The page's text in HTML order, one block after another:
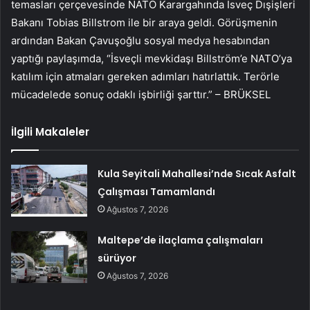
temasları çerçevesinde NATO Karargahında İsveç Dışişleri
Bakanı Tobias Billstrom ile bir araya geldi. Görüşmenin
ardından Bakan Çavuşoğlu sosyal medya hesabından
yaptığı paylaşımda, “İsveçli mevkidaşı Billström’e NATO’ya
katılım için atmaları gereken adımları hatırlattık. Terörle
mücadelede sonuç odaklı işbirliği şarttır.” – BRÜKSEL
İlgili Makaleler
Kula Seyitali Mahallesi’nde Sıcak Asfalt
Çalışması Tamamlandı
Ağustos 7, 2026
Maltepe’de ilaçlama çalışmaları
sürüyor
Ağustos 7, 2026